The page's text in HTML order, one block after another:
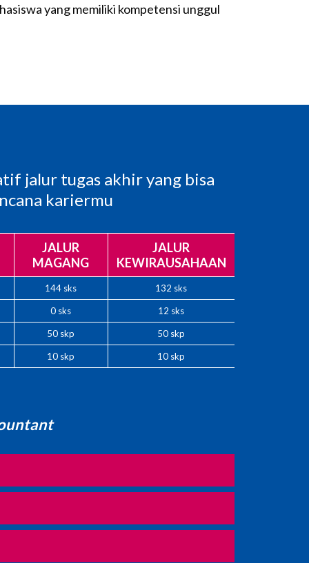
yang memiliki kompetensi unggul
jalur tugas akhir yang bisa
kariermu
JALUR
MAGANG
JALUR
KEWIRAUSAHAAN
144 sks 132 sks
0 sks 12 sks
50 skp 50 skp
10 skp 10 skp